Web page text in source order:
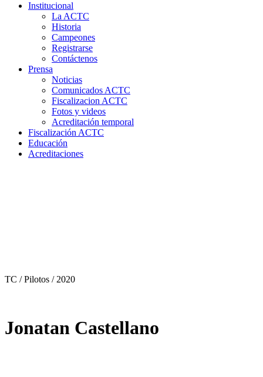
Institucional
La ACTC
Historia
Campeones
Registrarse
Contáctenos
Prensa
Noticias
Comunicados ACTC
Fiscalizacion ACTC
Fotos y videos
Acreditación temporal
Fiscalización ACTC
Educación
Acreditaciones
TC / Pilotos / 2020
Jonatan Castellano